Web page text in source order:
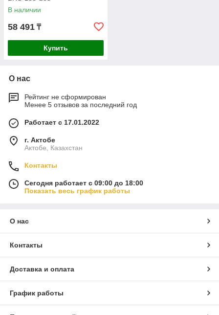
В наличии
58 491 ₸
Купить
О нас
Рейтинг не сформирован
Менее 5 отзывов за последний год
Работает с 17.01.2022
г. Актобе
Актобе, Казахстан
Контакты
Сегодня работает с 09:00 до 18:00
Показать весь график работы
О нас
Контакты
Доставка и оплата
График работы